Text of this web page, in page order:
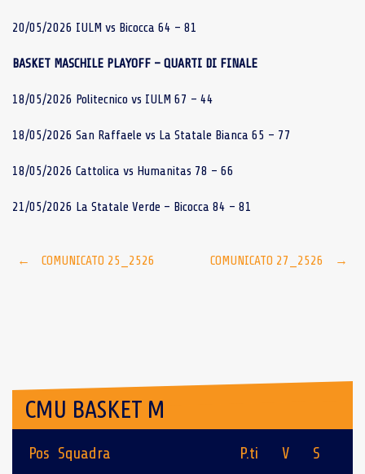
20/05/2026 IULM vs Bicocca 64 – 81
BASKET MASCHILE PLAYOFF – QUARTI DI FINALE
18/05/2026 Politecnico vs IULM 67 – 44
18/05/2026 San Raffaele vs La Statale Bianca 65 – 77
18/05/2026 Cattolica vs Humanitas 78 – 66
21/05/2026 La Statale Verde – Bicocca 84 – 81
Post
← COMUNICATO 25_2526 COMUNICATO 27_2526 →
CMU BASKET M
Pos Squadra P.ti V S